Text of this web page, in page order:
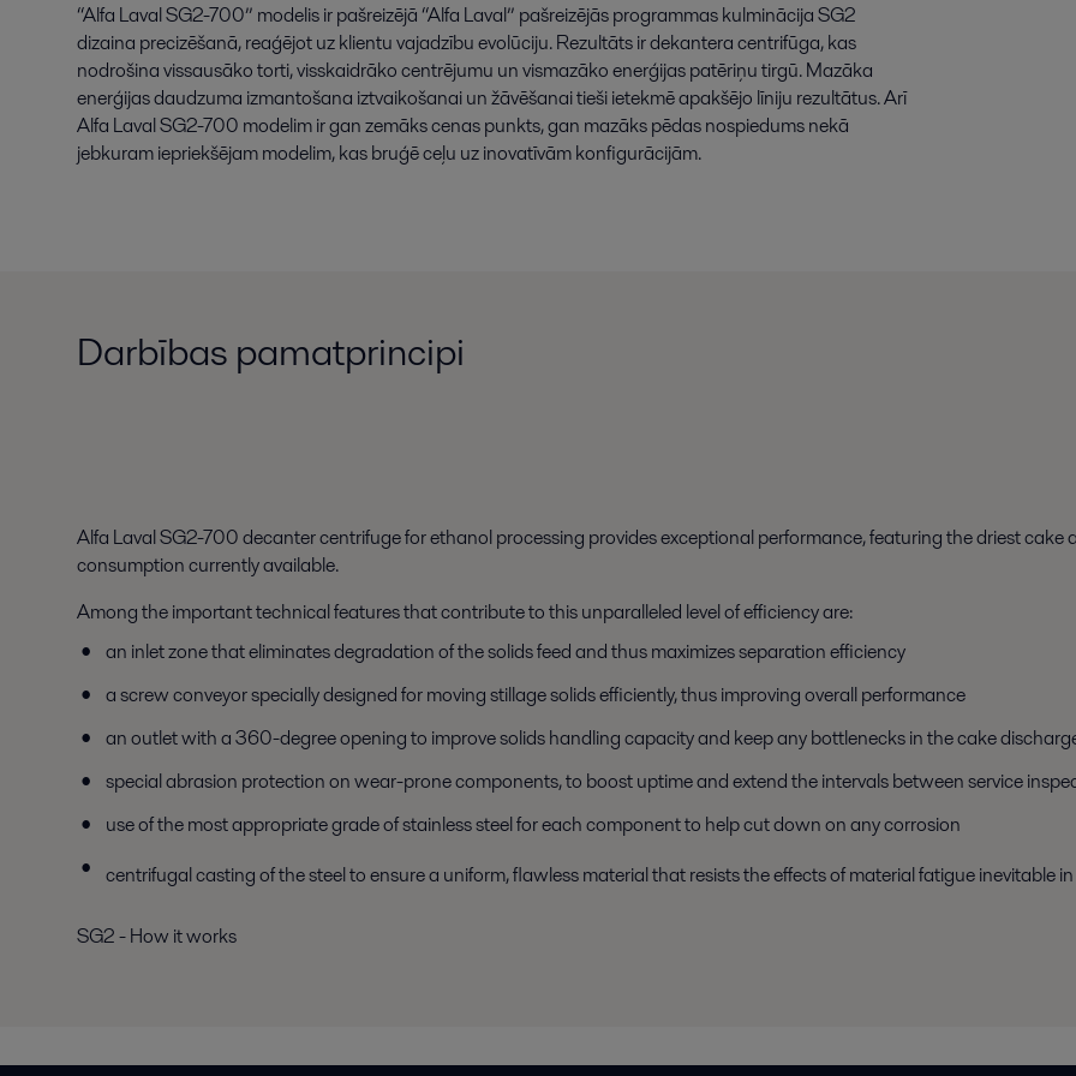
“Alfa LavalSG2-700” modelisirpašreizējā “Alfa Laval” pašreizējāsprogrammaskulminācijaSG2
dizaina precizēšanā,reaģējotuzklientuvajadzībuevolūciju.Rezultātsirdekanteracentrifūga,kas
nodrošinavissausākotorti,visskaidrākocentrējumu unvismazākoenerģijaspatēriņutirgū.Mazāka
enerģijasdaudzuma izmantošana iztvaikošanaiunžāvēšanaitiešiietekmēapakšējo līniju rezultātus.Arī
Alfa LavalSG2-700 modelimirganzemākscenaspunkts,gan mazākspēdasnospiedumsnekā
jebkuramiepriekšējammodelim,kasbruģēceļu uzinovatīvāmkonfigurācijām.
Darbības pamatprincipi
Alfa Laval SG2-700 decanter centrifuge for ethanol processing provides exceptional performance, featuring the driest
consumption currently available.
Among the important technical features that contribute to this unparalleled level of efficiency are:
an inlet zone that eliminates degradation of the solids feed and thus maximizes separation efficiency
a screw conveyor specially designed for moving stillage solids efficiently, thus improving overall performance
an outlet with a 360-degree opening to improve solids handling capacity and keep any bottlenecks in the cake
special abrasion protection on wear-prone components, to boost uptime and extend the intervals between service
use of the most appropriate grade of stainless steel for each component to help cut down on any corrosion
centrifugal casting of the steel to ensure a uniform, flawless material that resists the effects of material fatigue inevitable
SG2 - How it works